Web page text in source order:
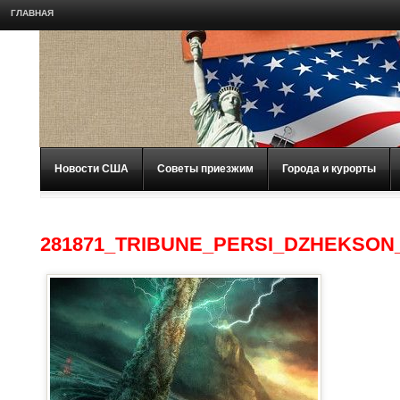
ГЛАВНАЯ
Новости США Советы приезжим Города и курорты